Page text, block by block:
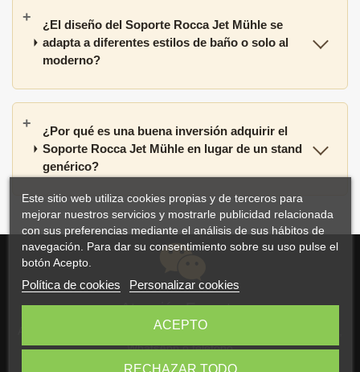
¿El diseño del Soporte Rocca Jet Mühle se
adapta a diferentes estilos de baño o solo al
moderno?
¿Por qué es una buena inversión adquirir el
Soporte Rocca Jet Mühle en lugar de un stand
genérico?
Este sitio web utiliza cookies propias y de terceros para
mejorar nuestros servicios y mostrarle publicidad relacionada
con sus preferencias mediante el análisis de sus hábitos de
navegación. Para dar su consentimiento sobre su uso pulse el
botón Acepto.
Política de cookies Personalizar cookies
RECHAZAR TODO
ACEPTO
Atención Experta
Atención personalizada y asesoramiento por correo electrónico,
WhatsApp o teléfono